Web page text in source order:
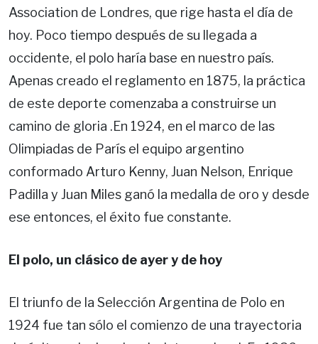
Association de Londres, que rige hasta el día de
hoy. Poco tiempo después de su llegada a
occidente, el polo haría base en nuestro país.
Apenas creado el reglamento en 1875, la práctica
de este deporte comenzaba a construirse un
camino de gloria .En 1924, en el marco de las
Olimpiadas de París el equipo argentino
conformado Arturo Kenny, Juan Nelson, Enrique
Padilla y Juan Miles ganó la medalla de oro y desde
ese entonces, el éxito fue constante.
El polo, un clásico de ayer y de hoy
El triunfo de la Selección Argentina de Polo en
1924 fue tan sólo el comienzo de una trayectoria